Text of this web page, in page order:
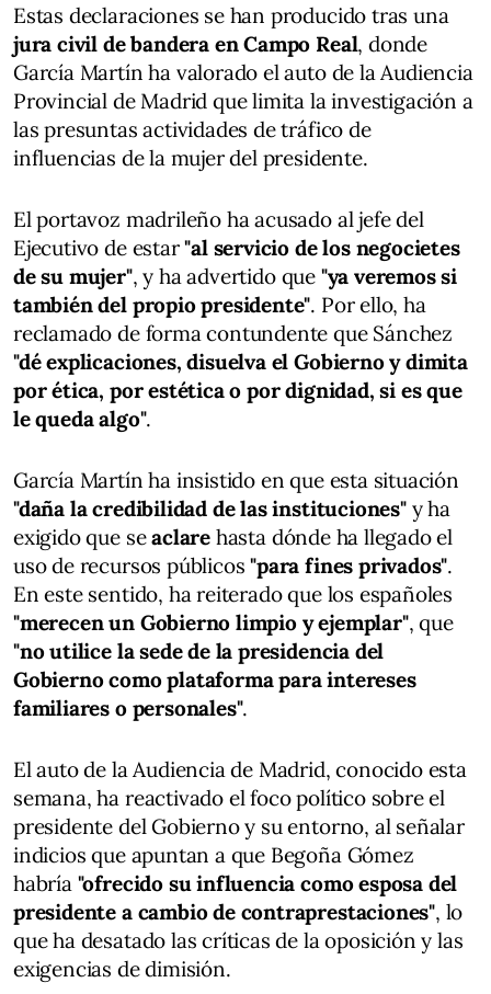
Estas declaraciones se han producido tras una
jura civil de bandera en Campo Real, donde
García Martín ha valorado el auto de la Audiencia
Provincial de Madrid que limita la investigación a
las presuntas actividades de tráfico de
influencias de la mujer del presidente.
El portavoz madrileño ha acusado al jefe del
Ejecutivo de estar"al servicio de los negocietes
de su mujer", y ha advertido que "ya veremos si
también del propio presidente". Por ello, ha
reclamado de forma contundente que Sánchez
"dé explicaciones, disuelva el Gobierno y dimita
por ética, por estética o por dignidad, si es que
le queda algo".
García Martín ha insistido en que esta situación
"daña la credibilidad de las instituciones"y ha
exigido que seaclare hasta dónde ha llegado el
uso de recursos públicos"para fines privados".
En este sentido, ha reiterado que los españoles
"merecen un Gobierno limpio y ejemplar", que
"no utilice la sede de la presidencia del
Gobierno como plataforma para intereses
familiares o personales".
El auto de la Audiencia de Madrid, conocido esta
semana, ha reactivado el foco político sobre el
presidente del Gobierno y su entorno, al señalar
indicios que apuntan a que Begoña Gómez
habría "ofrecido su influencia como esposa del
presidente a cambio de contraprestaciones", lo
que ha desatado las críticas de la oposición y las
exigencias de dimisión.